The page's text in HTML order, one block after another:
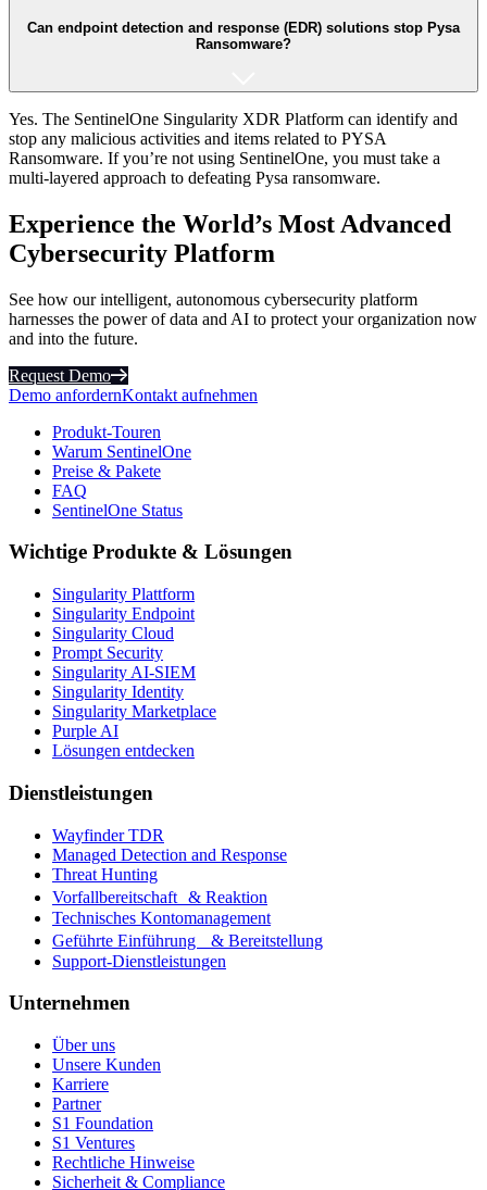
Can endpoint detection and response (EDR) solutions stop Pysa
Ransomware?
Yes. The SentinelOne Singularity XDR Platform can identify and
stop any malicious activities and items related to PYSA
Ransomware. If you’re not using SentinelOne, you must take a
multi-layered approach to defeating Pysa ransomware.
Experience the World’s Most Advanced
Cybersecurity Platform
See how our intelligent, autonomous cybersecurity platform
harnesses the power of data and AI to protect your organization now
and into the future.
Request Demo
Demo anfordernKontakt aufnehmen
Produkt-Touren
Warum SentinelOne
Preise & Pakete
FAQ
SentinelOne Status
Wichtige Produkte & Lösungen
Singularity Plattform
Singularity Endpoint
Singularity Cloud
Prompt Security
Singularity AI-SIEM
Singularity Identity
Singularity Marketplace
Purple AI
Lösungen entdecken
Dienstleistungen
Wayfinder TDR
Managed Detection and Response
Threat Hunting
Vorfallbereitschaft & Reaktion
Technisches Kontomanagement
Geführte Einführung & Bereitstellung
Support-Dienstleistungen
Unternehmen
Über uns
Unsere Kunden
Karriere
Partner
S1 Foundation
S1 Ventures
Rechtliche Hinweise
Sicherheit & Compliance